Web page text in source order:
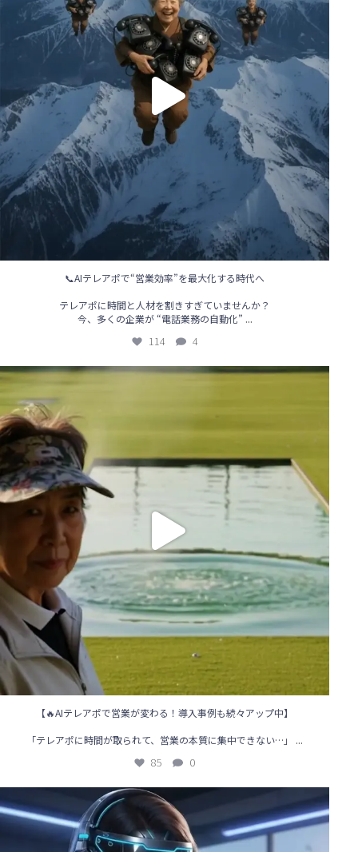
📞AIテレアポで“営業効率”を最大化する時代へ
テレアポに時間と人材を割きすぎていませんか？
今、多くの企業が “電話業務の自動化” ...
114 4
【🔥AIテレアポで営業が変わる！導入事例も続々アップ中】
【🔥AIテレアポで営業が変わる！導入事例も続々アップ中】
「テレアポに時間が取られて、営業の本質に集中できない…」
...
85 0
🌟【AIテレアポ導入事例】営業の“常識”を変えた企業のリアル体験！
...
117 1